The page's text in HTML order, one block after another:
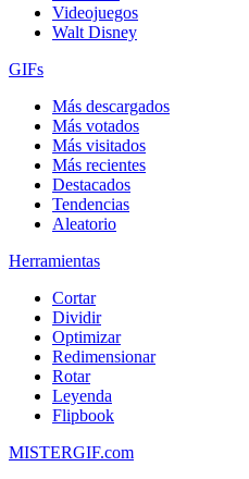
Videojuegos
Walt Disney
GIFs
Más descargados
Más votados
Más visitados
Más recientes
Destacados
Tendencias
Aleatorio
Herramientas
Cortar
Dividir
Optimizar
Redimensionar
Rotar
Leyenda
Flipbook
MISTERGIF.com